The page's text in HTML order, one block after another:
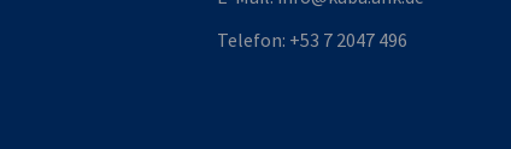
Telefon: +53 7 2047 496